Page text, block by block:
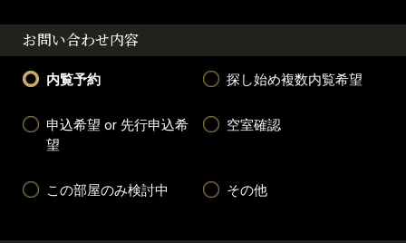
お問い合わせ内容
内覧予約 探し始め複数内覧希望
申込希望 or 先行申込希
望
空室確認
この部屋のみ検討中 その他